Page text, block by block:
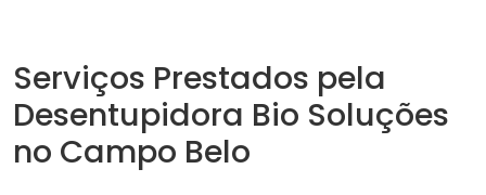
Serviços Prestados pela
Desentupidora Bio Soluções
no Campo Belo